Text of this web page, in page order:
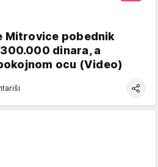
Mitrovice pobednik
dinara, a
ocu (Video)